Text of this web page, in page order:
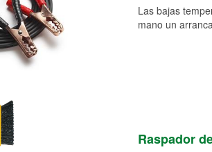
Las bajas
mano un
Raspador